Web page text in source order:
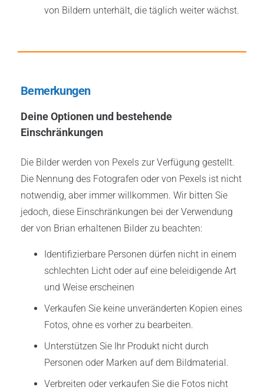
von Bildern unterhält, die täglich weiter wächst.
Bemerkungen
Deine Optionen und bestehende
Einschränkungen
Die Bilder werden von Pexels zur Verfügung gestellt.
Die Nennung des Fotografen oder von Pexels ist nicht
notwendig, aber immer willkommen. Wir bitten Sie
jedoch, diese Einschränkungen bei der Verwendung
der von Brian erhaltenen Bilder zu beachten:
Identifizierbare Personen dürfen nicht in einem
schlechten Licht oder auf eine beleidigende Art
und Weise erscheinen
Verkaufen Sie keine unveränderten Kopien eines
Fotos, ohne es vorher zu bearbeiten.
Unterstützen Sie Ihr Produkt nicht durch
Personen oder Marken auf dem Bildmaterial.
Verbreiten oder verkaufen Sie die Fotos nicht